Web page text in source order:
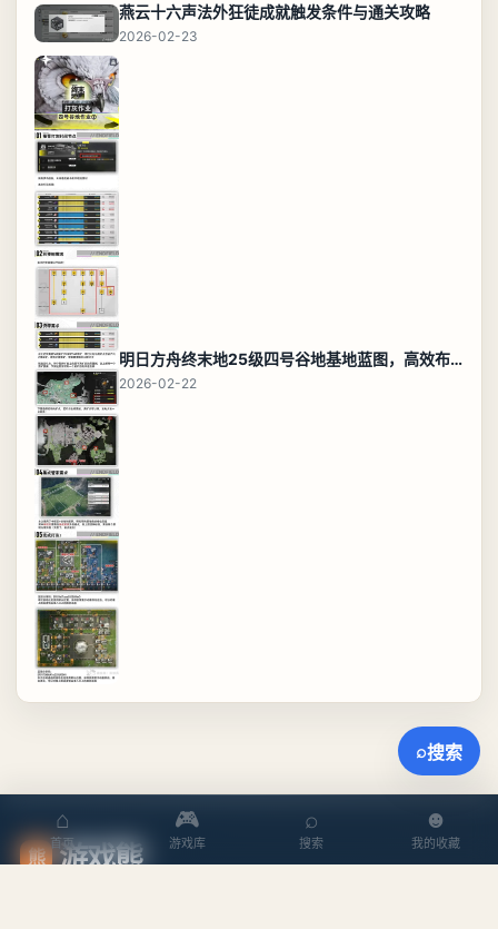
燕云十六声法外狂徒成就触发条件与通关攻略
2026-02-23
明日方舟终末地25级四号谷地基地蓝图，高效布局规划
2026-02-22
熊 游戏熊
⌂
首页
🎮
游戏库
⌕
搜索
☻
我的收藏
⌕搜索